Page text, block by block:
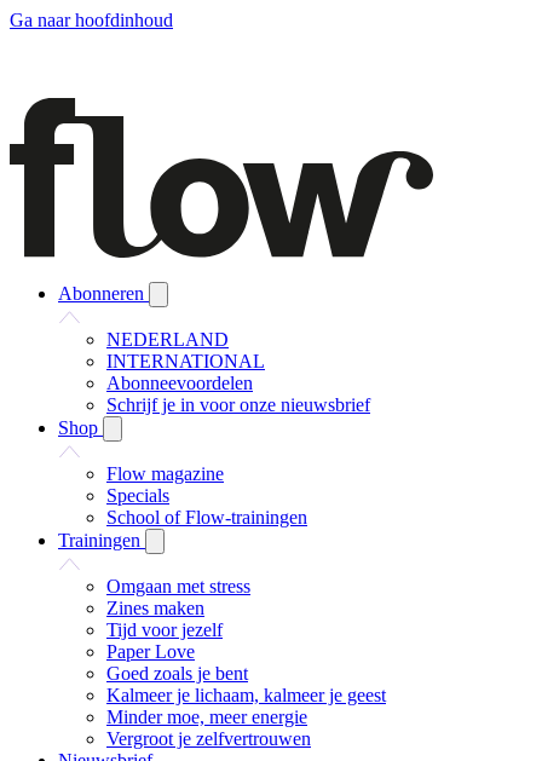
Ga naar hoofdinhoud
Abonneren
NEDERLAND
INTERNATIONAL
Abonneevoordelen
Schrijf je in voor onze nieuwsbrief
Shop
Flow magazine
Specials
School of Flow-trainingen
Trainingen
Omgaan met stress
Zines maken
Tijd voor jezelf
Paper Love
Goed zoals je bent
Kalmeer je lichaam, kalmeer je geest
Minder moe, meer energie
Vergroot je zelfvertrouwen